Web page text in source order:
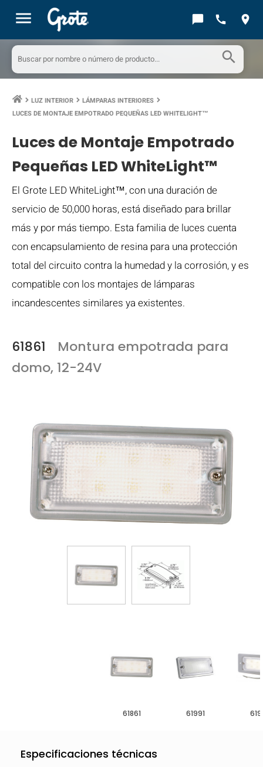
menu chat_bubble call location_on
search
keyboard_arrow_right LUZ INTERIOR keyboard_arrow_right LÁMPARAS INTERIORES keyboard_arrow_right
LUCES DE MONTAJE EMPOTRADO PEQUEÑAS LED WHITELIGHT™
Luces de Montaje Empotrado
Pequeñas LED WhiteLight™
El Grote LED WhiteLight™, con una duración de
servicio de 50,000 horas, está diseñado para brillar
más y por más tiempo. Esta familia de luces cuenta
con encapsulamiento de resina para una protección
total del circuito contra la humedad y la corrosión, y es
compatible con los montajes de lámparas
incandescentes similares ya existentes.
61861
Montura empotrada para
domo, 12-24V
61861 61991
Especificaciones técnicas